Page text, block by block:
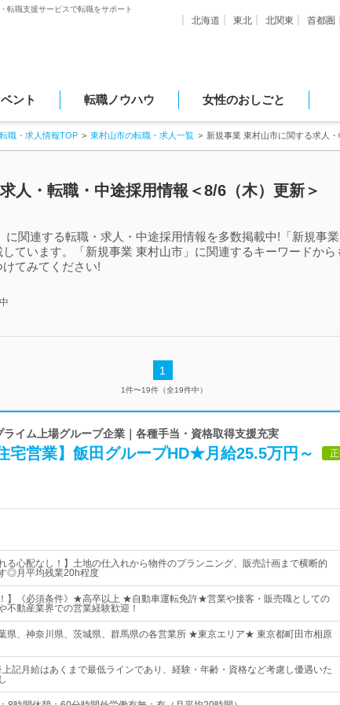
転職支援サービスで転職をサポート
北海道 東北 北関東 首都圏
ント 転職ノウハウ 女性のおしごと
職・求人情報TOP 東村山市の転職・求人一覧 新規事業 東村山市に関する求人
人・転職・中途採用情報＜8/6（木）更新＞
関連する転職・求人・中途採用情報を多数掲載中!「新規事
ています。「新規事業 東村山市」に関連するキーワードか
てみてください!
1
1件〜19件（全19件中）
イム上場グループ企業｜各種手当・資格取得支援充実
宅営業】飯田グループHD★月給25.5万円～
る心配なし！】土地の仕入れから物件のプランニング、販売計画まで横断的
◎月平均残業20h程度
！】《必須条件》★高卒以上 ★自動車運転免許★営業や接客・販売職としての
動産業界での営業経験歓迎！
県、神奈川県、茨城県、群馬県の各営業所 ★東京エリア★ 東京都町田市相原
記月給はあくまで最低ラインであり、経験・年齢・資格など考慮し優遇いた